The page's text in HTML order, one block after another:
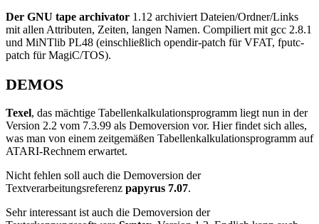
Der GNU tape archivator 1.12 archiviert Dateien/Ordner/Links
mit allen Attributen, Zeiten, langen Namen. Compiliert mit gcc 2.8.1
und MiNTlib PL48 (einschließlich opendir-patch für VFAT, fputc-
patch für MagiC/TOS).
DEMOS
Texel, das mächtige Tabellenkalkulationsprogramm liegt nun in der
Version 2.2 vom 7.3.99 als Demoversion vor. Hier findet sich alles,
was man von einem zeitgemäßen Tabellenkalkulationsprogramm auf
ATARI-Rechnem erwartet.
Nicht fehlen soll auch die Demoversion der
Textverarbeitungsreferenz papyrus 7.07.
Sehr interessant ist auch die Demoversion der